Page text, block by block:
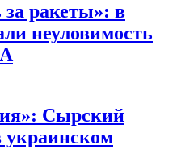
ракеты»: в
неуловимость
Сырский